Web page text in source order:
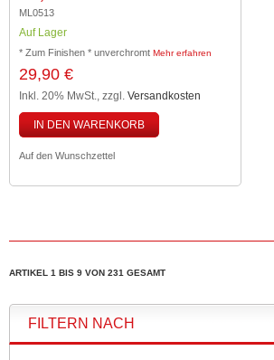
ML0513
Auf Lager
* Zum Finishen * unverchromt Mehr erfahren
29,90 €
Inkl. 20% MwSt., zzgl. Versandkosten
IN DEN WARENKORB
Auf den Wunschzettel
ARTIKEL 1 BIS 9 VON 231 GESAMT
FILTERN NACH